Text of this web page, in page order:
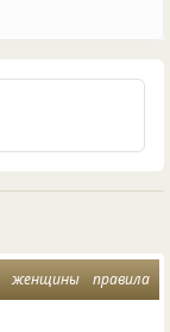
женщины правила